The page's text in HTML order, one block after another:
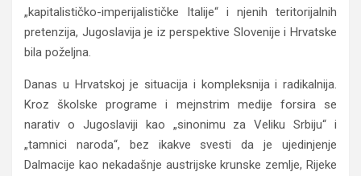
„kapitalističko-imperijalističke Italije“ i njenih teritorijalnih
pretenzija, Jugoslavija je iz perspektive Slovenije i Hrvatske
bila poželjna.
Danas u Hrvatskoj je situacija i kompleksnija i radikalnija.
Kroz školske programe i mejnstrim medije forsira se
narativ o Jugoslaviji kao „sinonimu za Veliku Srbiju“ i
„tamnici naroda“, bez ikakve svesti da je ujedinjenje
Dalmacije kao nekadašnje austrijske krunske zemlje, Rijeke